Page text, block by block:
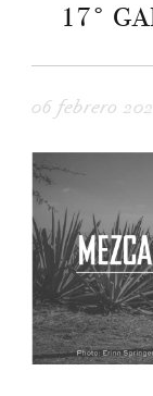
17°
06 febrero